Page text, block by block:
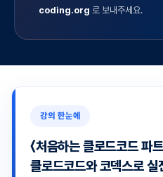
coding.org 로 보내주세요.
강의 한눈에
〈처음하는 클로드코드 파
클로드코드와 코덱스로 실